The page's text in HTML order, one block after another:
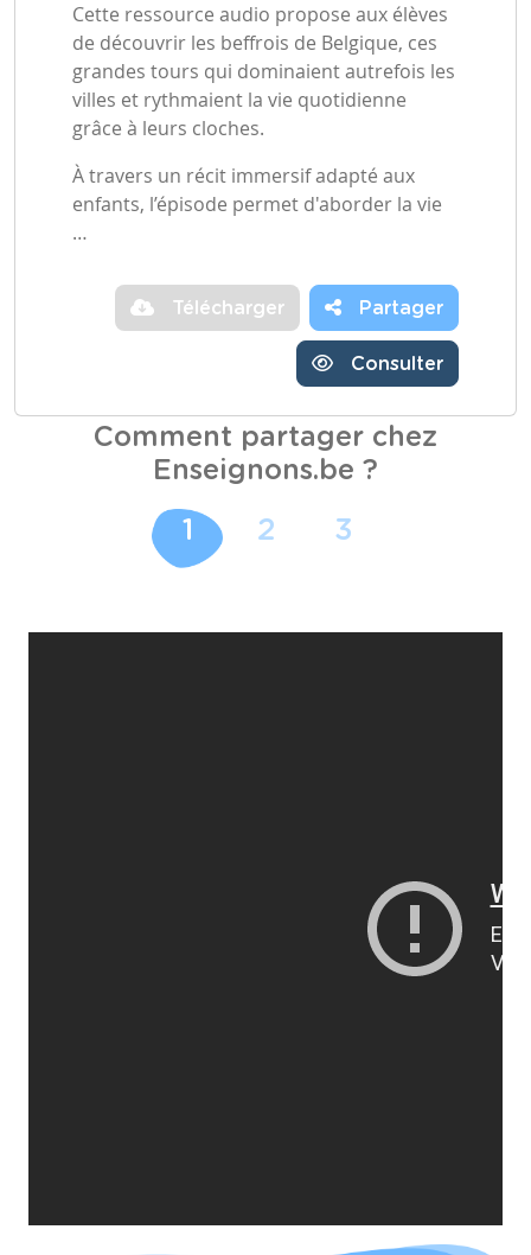
Cette ressource audio propose aux élèves
de découvrir les beffrois de Belgique, ces
grandes tours qui dominaient autrefois les
villes et rythmaient la vie quotidienne
grâce à leurs cloches.
À travers un récit immersif adapté aux
enfants, l’épisode permet d'aborder la vie
…
Télécharger Partager
Consulter
Comment partager chez
Enseignons.be ?
1 2 3